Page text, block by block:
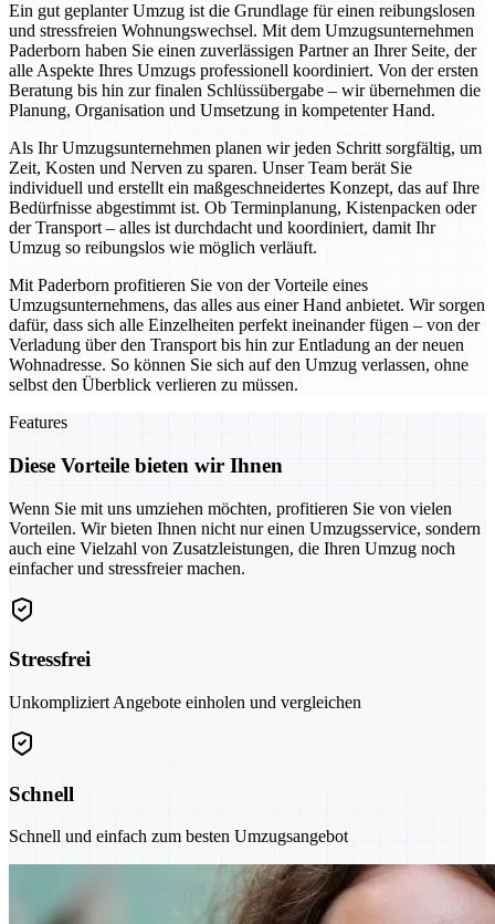
Ein gut geplanter Umzug ist die Grundlage für einen reibungslosen
und stressfreien Wohnungswechsel. Mit dem Umzugsunternehmen
Paderborn haben Sie einen zuverlässigen Partner an Ihrer Seite, der
alle Aspekte Ihres Umzugs professionell koordiniert. Von der ersten
Beratung bis hin zur finalen Schlüssübergabe – wir übernehmen die
Planung, Organisation und Umsetzung in kompetenter Hand.
Als Ihr Umzugsunternehmen planen wir jeden Schritt sorgfältig, um
Zeit, Kosten und Nerven zu sparen. Unser Team berät Sie
individuell und erstellt ein maßgeschneidertes Konzept, das auf Ihre
Bedürfnisse abgestimmt ist. Ob Terminplanung, Kistenpacken oder
der Transport – alles ist durchdacht und koordiniert, damit Ihr
Umzug so reibungslos wie möglich verläuft.
Mit Paderborn profitieren Sie von der Vorteile eines
Umzugsunternehmens, das alles aus einer Hand anbietet. Wir sorgen
dafür, dass sich alle Einzelheiten perfekt ineinander fügen – von der
Verladung über den Transport bis hin zur Entladung an der neuen
Wohnadresse. So können Sie sich auf den Umzug verlassen, ohne
selbst den Überblick verlieren zu müssen.
Features
Diese Vorteile bieten wir Ihnen
Wenn Sie mit uns umziehen möchten, profitieren Sie von vielen
Vorteilen. Wir bieten Ihnen nicht nur einen Umzugsservice, sondern
auch eine Vielzahl von Zusatzleistungen, die Ihren Umzug noch
einfacher und stressfreier machen.
Stressfrei
Unkompliziert Angebote einholen und vergleichen
Schnell
Schnell und einfach zum besten Umzugsangebot